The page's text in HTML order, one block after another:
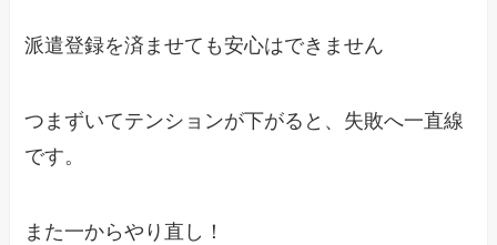
派遣登録を済ませても安心はできません
つまずいてテンションが下がると、失敗へ一直線
です。
また一からやり直し！